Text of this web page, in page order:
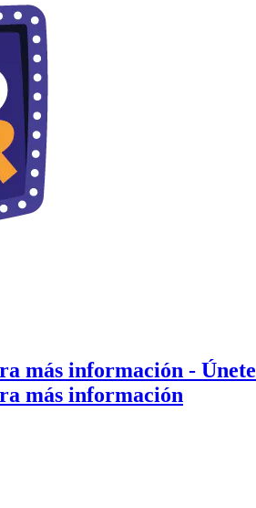
más información -
más información